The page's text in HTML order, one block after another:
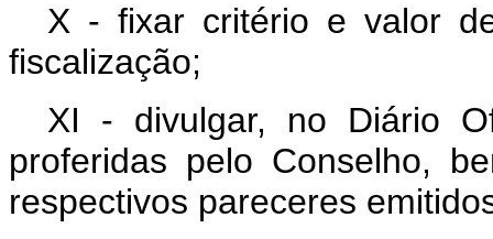
X - fixar critério e valor
fiscalização;
XI - divulgar, no Diário
proferidas pelo Conselho,
respectivos pareceres